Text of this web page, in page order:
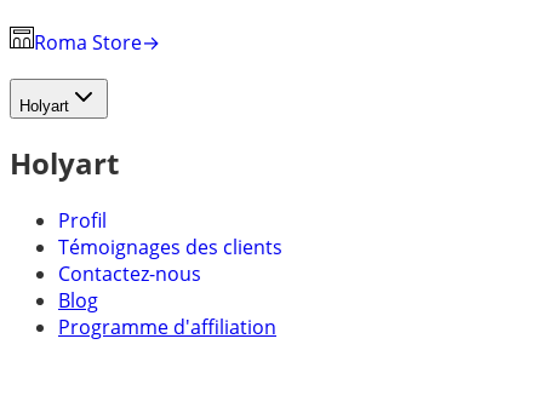
Roma Store→
Holyart
Holyart
Profil
Témoignages des clients
Contactez-nous
Blog
Programme d'affiliation